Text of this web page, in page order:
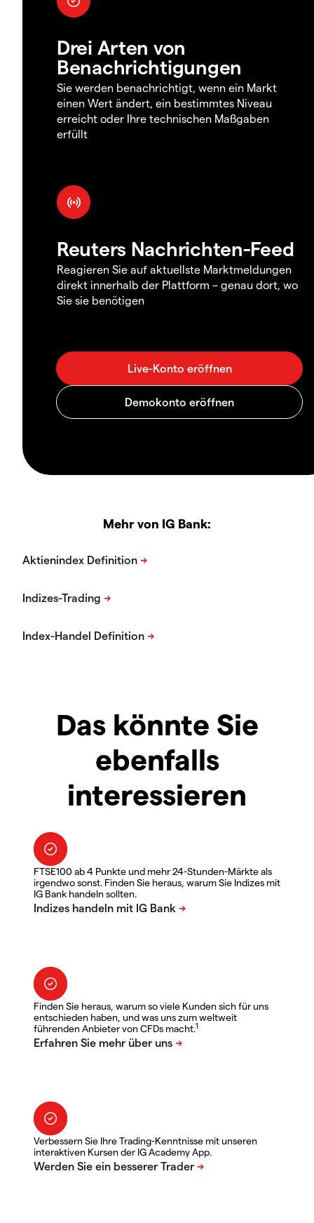
Drei Arten von
Benachrichtigungen
Sie werden benachrichtigt, wenn ein Markt
einen Wert ändert, ein bestimmtes Niveau
erreicht oder Ihre technischen Maßgaben
erfüllt
Reuters Nachrichten-Feed
Reagieren Sie auf aktuellste Marktmeldungen
direkt innerhalb der Plattform – genau dort, wo
Sie sie benötigen
Mehr von IG Bank:
Das könnte Sie
ebenfalls
interessieren
FTSE100 ab 4 Punkte und mehr 24-Stunden-Märkte als
irgendwo sonst. Finden Sie heraus, warum Sie Indizes mit
IG Bank handeln sollten.
Finden Sie heraus, warum so viele Kunden sich für uns
entschieden haben, und was uns zum weltweit
führenden Anbieter von CFDs macht.1
Verbessern Sie Ihre Trading-Kenntnisse mit unseren
interaktiven Kursen der IG Academy App.